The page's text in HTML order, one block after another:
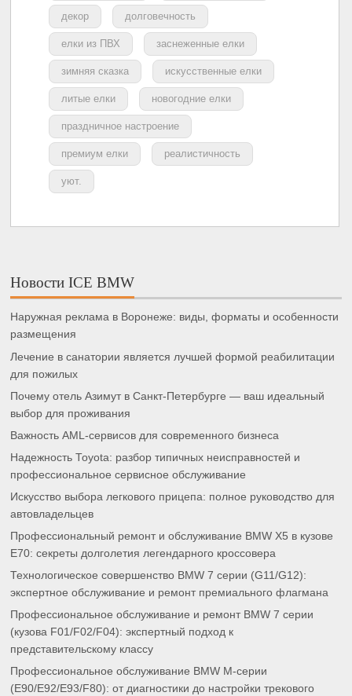
декор долговечность
елки из ПВХ заснеженные елки
зимняя сказка искусственные елки
литые елки новогодние елки
праздничное настроение
премиум елки реалистичность
уют.
Новости ICE BMW
Наружная реклама в Воронеже: виды, форматы и особенности
размещения
Лечение в санатории является лучшей формой реабилитации
для пожилых
Почему отель Азимут в Санкт-Петербурге — ваш идеальный
выбор для проживания
Важность AML-сервисов для современного бизнеса
Надежность Toyota: разбор типичных неисправностей и
профессиональное сервисное обслуживание
Искусство выбора легкового прицепа: полное руководство для
автовладельцев
Профессиональный ремонт и обслуживание BMW X5 в кузове
E70: секреты долголетия легендарного кроссовера
Технологическое совершенство BMW 7 серии (G11/G12):
экспертное обслуживание и ремонт премиального флагмана
Профессиональное обслуживание и ремонт BMW 7 серии
(кузова F01/F02/F04): экспертный подход к
представительскому классу
Профессиональное обслуживание BMW M-серии
(E90/E92/E93/F80): от диагностики до настройки трекового